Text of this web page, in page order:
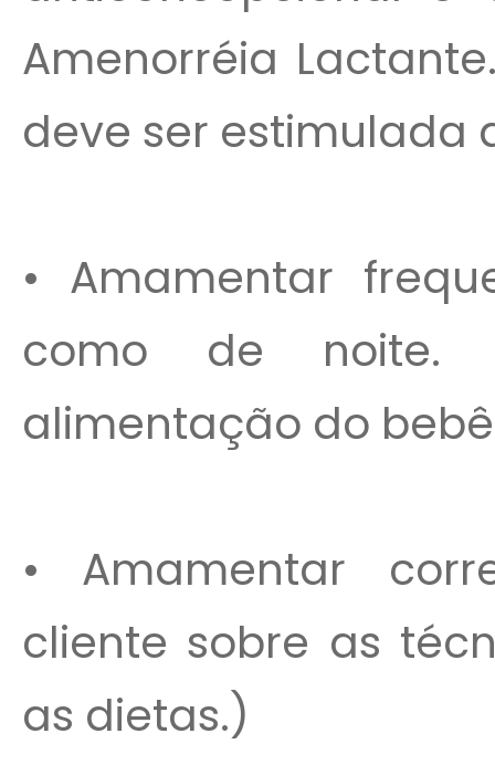
Amenorréia
deve ser estimulada
• Amamentar
como de noite.
alimentação do
• Amamentar
cliente sobre as
as dietas.)